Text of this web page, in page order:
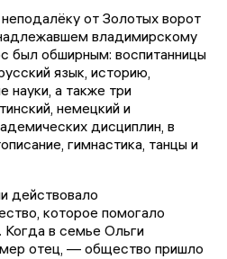
от Золотых ворот
владимирскому
был обширным: воспитанницы
язык, историю,
науки, а также три
немецкий и
дисциплин, в
гимнастика, танцы и
действовало
которое помогало
в семье Ольги
отец, — общество пришло